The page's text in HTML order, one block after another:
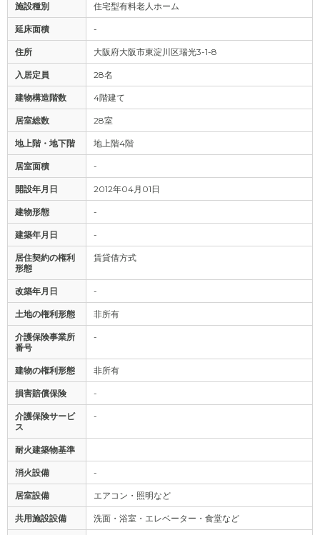
施設種別 住宅型有料老人ホーム
延床面積 -
住所 大阪府大阪市東淀川区瑞光3-1-8
入居定員 28名
建物構造階数 4階建て
居室総数 28室
地上階・地下階 地上階4階
居室面積 -
開設年月日 2012年04月01日
建物形態 -
建築年月日 -
居住契約の権利
形態
賃貸借方式
改築年月日 -
土地の権利形態 非所有
介護保険事業所
番号
-
建物の権利形態 非所有
損害賠償保険 -
介護保険サービ
ス
-
耐火建築物基準
消火設備 -
居室設備 エアコン・照明など
共用施設設備 洗面・浴室・エレベーター・食堂など